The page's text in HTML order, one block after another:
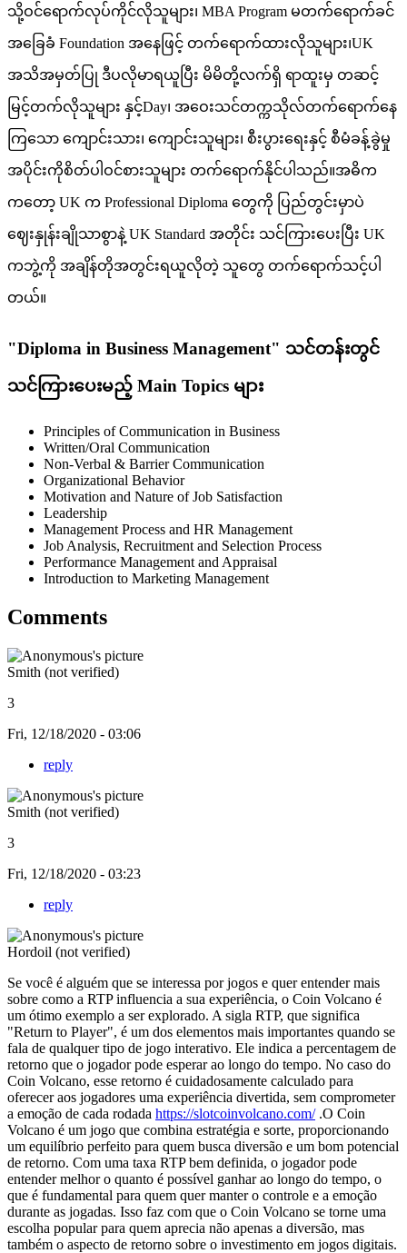
သို့ဝင်ရောက်လုပ်ကိုင်လိုသူများ၊ MBA Program မတက်ရောက်ခင်
အခြေခံ Foundation အနေဖြင့် တက်ရောက်ထားလိုသူများ၊UK
အသိအမှတ်ပြု ဒီပလိုမာရယူပြီး မိမိတို့လက်ရှိ ရာထူးမှ တဆင့်
မြင့်တက်လိုသူများ နှင့်Day၊ အဝေးသင်တက္ကသိုလ်တက်ရောက်နေ
ကြသော ကျောင်းသား၊ ကျောင်းသူများ၊ စီးပွားရေးနှင့် စီမံခန့်ခွဲမှု
အပိုင်းကိုစိတ်ပါဝင်စားသူများ တက်ရောက်နိုင်ပါသည်။အဓိက
ကတော့ UK က Professional Diploma တွေကို ပြည်တွင်းမှာပဲ
ဈေးနှုန်းချိုသာစွာနဲ့ UK Standard အတိုင်း သင်ကြားပေးပြီး UK
ကဘွဲ့ကို အချိန်တိုအတွင်းရယူလိုတဲ့ သူတွေ တက်ရောက်သင့်ပါ
တယ်။
"Diploma in Business Management" သင်တန်းတွင်
သင်ကြားပေးမည့် Main Topics များ
Principles of Communication in Business
Written/Oral Communication
Non-Verbal & Barrier Communication
Organizational Behavior
Motivation and Nature of Job Satisfaction
Leadership
Management Process and HR Management
Job Analysis, Recruitment and Selection Process
Performance Management and Appraisal
Introduction to Marketing Management
Comments
Smith (not verified)
3
Fri, 12/18/2020 - 03:06
reply
Smith (not verified)
3
Fri, 12/18/2020 - 03:23
reply
Hordoil (not verified)
Se você é alguém que se interessa por jogos e quer entender mais
sobre como a RTP influencia a sua experiência, o Coin Volcano é
um ótimo exemplo a ser explorado. A sigla RTP, que significa
"Return to Player", é um dos elementos mais importantes quando se
fala de qualquer tipo de jogo interativo. Ele indica a percentagem de
retorno que o jogador pode esperar ao longo do tempo. No caso do
Coin Volcano, esse retorno é cuidadosamente calculado para
oferecer aos jogadores uma experiência divertida, sem comprometer
a emoção de cada rodada https://slotcoinvolcano.com/.O Coin
Volcano é um jogo que combina estratégia e sorte, proporcionando
um equilíbrio perfeito para quem busca diversão e um bom potencial
de retorno. Com uma taxa RTP bem definida, o jogador pode
entender melhor o quanto é possível ganhar ao longo do tempo, o
que é fundamental para quem quer manter o controle e a emoção
durante as jogadas. Isso faz com que o Coin Volcano se torne uma
escolha popular para quem aprecia não apenas a diversão, mas
também o aspecto de retorno sobre o investimento em jogos digitais.